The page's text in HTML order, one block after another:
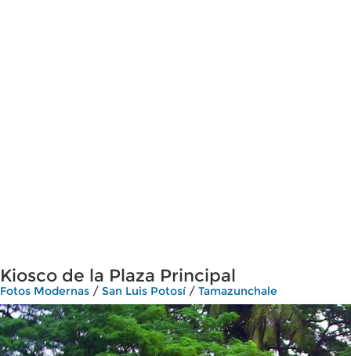
Kiosco de la Plaza Principal
Fotos Modernas / San Luis Potosí / Tamazunchale